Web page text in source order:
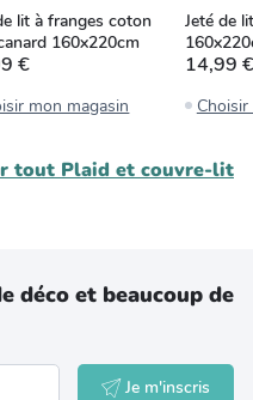
lit à franges coton
160x220cm
€
mon magasin
Jeté de
14,99 €
tout Plaid et couvre-lit
déco et beaucoup de
Je m'inscris